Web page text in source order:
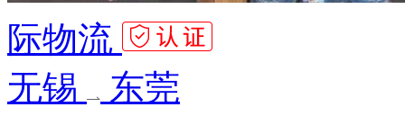
际物流
无锡
东莞